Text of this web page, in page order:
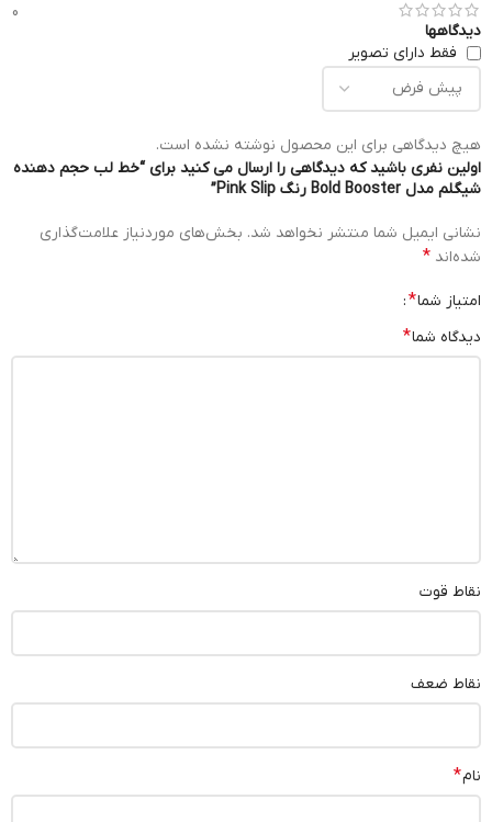
0
دیدگاهها
فقط دارای تصویر
هیچ دیدگاهی برای این محصول نوشته نشده است.
اولین نفری باشید که دیدگاهی را ارسال می کنید برای “خط لب حجم دهنده
شیگلم مدل Bold Booster رنگ Pink Slip”
نشانی ایمیل شما منتشر نخواهد شد. بخش‌های موردنیاز علامت‌گذاری
شده‌اند *
امتیاز شما*
دیدگاه شما*
نقاط قوت
نقاط ضعف
نام*